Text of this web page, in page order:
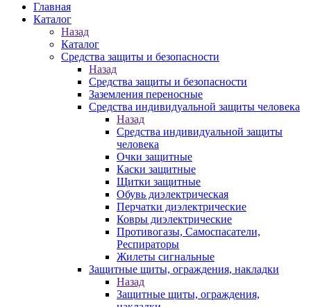
Главная
Каталог
Назад
Каталог
Средства защиты и безопасности
Назад
Средства защиты и безопасности
Заземления переносные
Средства индивидуальной защиты человека
Назад
Средства индивидуальной защиты
человека
Очки защитные
Каски защитные
Щитки защитные
Обувь диэлектрическая
Перчатки диэлектрические
Ковры диэлектрические
Противогазы, Самоспасатели,
Респираторы
Жилеты сигнальные
Защитные щиты, ограждения, накладки
Назад
Защитные щиты, ограждения,